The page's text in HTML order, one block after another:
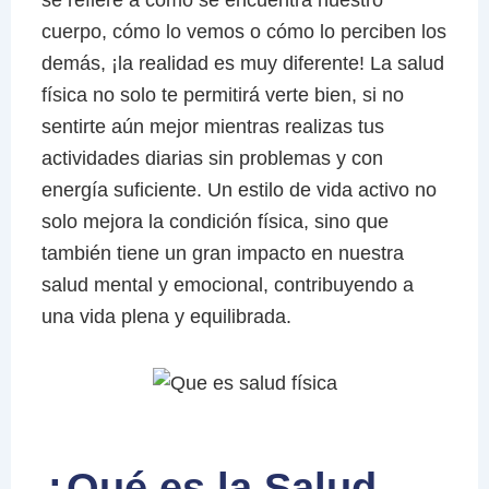
cuerpo, cómo lo vemos o cómo lo perciben los
demás, ¡la realidad es muy diferente! La salud
física no solo te permitirá verte bien, si no
sentirte aún mejor mientras realizas tus
actividades diarias sin problemas y con
energía suficiente. Un estilo de vida activo no
solo mejora la condición física, sino que
también tiene un gran impacto en nuestra
salud mental y emocional, contribuyendo a
una vida plena y equilibrada.